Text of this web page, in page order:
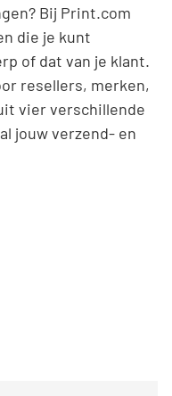
Bij Print.com
die je kunt
of dat van je klant.
resellers, merken,
vier verschillende
jouw verzend- en